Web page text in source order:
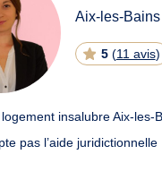
Aix-les-Bains
5 (11 avis)
insalubre Aix-les-
pas l’aide juridictionnelle